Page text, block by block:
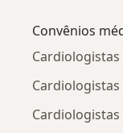
Convênios
Cardiologistas
Cardiologistas